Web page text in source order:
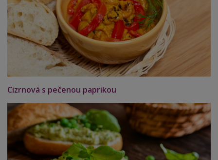
Cizrnová s pečenou paprikou